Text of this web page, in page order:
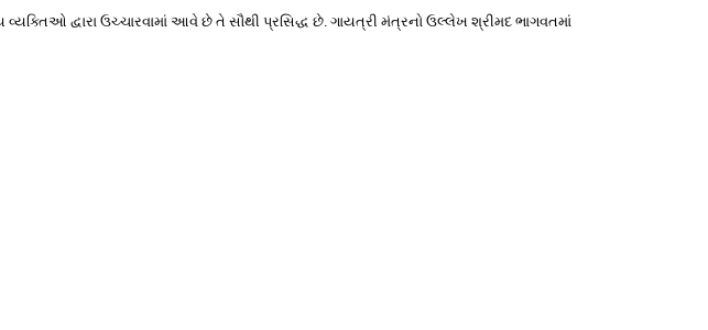
દ્વારા ઉચ્ચારવામાં આવે છે તે સૌથી પ્રસિદ્ધ છે. ગાયત્રી મંત્રનો ઉલ્લેખ શ્રીમદ ભાગવતમાં